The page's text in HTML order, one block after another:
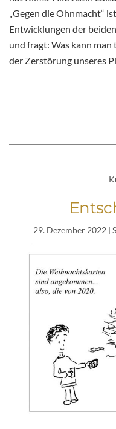
„Gegen die Ohnmacht“
Entwicklungen der
und fragt: Was kann
der Zerstörung unseres
29. Dezember 2022|